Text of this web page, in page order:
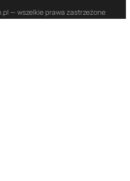
— wszelkie prawa zastrzeżone